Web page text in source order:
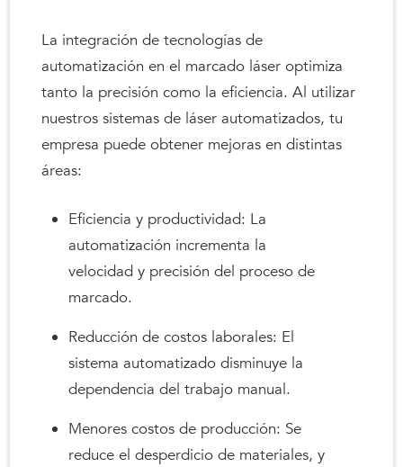
La integración de tecnologías de
automatización en el marcado láser optimiza
tanto la precisión como la eficiencia. Al utilizar
nuestros sistemas de láser automatizados, tu
empresa puede obtener mejoras en distintas
áreas:
Eficiencia y productividad: La
automatización incrementa la
velocidad y precisión del proceso de
marcado.
Reducción de costos laborales: El
sistema automatizado disminuye la
dependencia del trabajo manual.
Menores costos de producción: Se
reduce el desperdicio de materiales, y